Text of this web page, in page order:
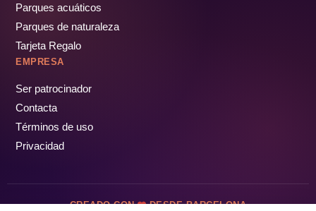
Parques acuáticos
Parques de naturaleza
Tarjeta Regalo
EMPRESA
Ser patrocinador
Contacta
Términos de uso
Privacidad
CREADO CON DESDE BARCELONA